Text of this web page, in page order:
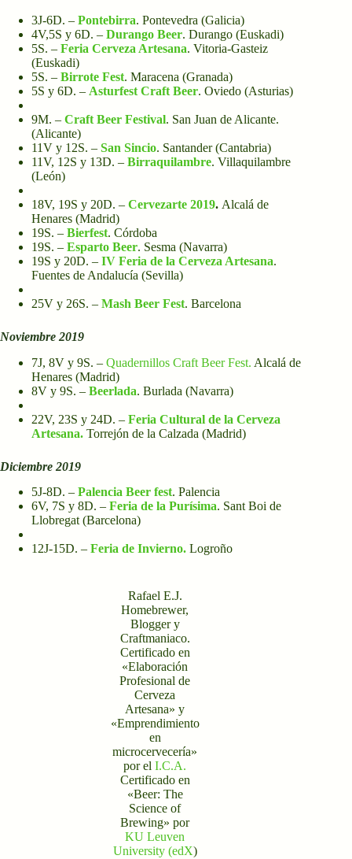
3J-6D. – Pontebirra. Pontevedra (Galicia)
4V,5S y 6D. – Durango Beer. Durango (Euskadi)
5S. – Feria Cerveza Artesana. Vitoria-Gasteiz
(Euskadi)
5S. – Birrote Fest. Maracena (Granada)
5S y 6D. – Asturfest Craft Beer. Oviedo (Asturias)
9M. – Craft Beer Festival. San Juan de Alicante.
(Alicante)
11V y 12S. – San Sincio. Santander (Cantabria)
11V, 12S y 13D. – Birraquilambre. Villaquilambre
(León)
18V, 19S y 20D. – Cervezarte 2019. Alcalá de
Henares (Madrid)
19S. – Bierfest. Córdoba
19S. – Esparto Beer. Sesma (Navarra)
19S y 20D. – IV Feria de la Cerveza Artesana.
Fuentes de Andalucía (Sevilla)
25V y 26S. – Mash Beer Fest. Barcelona
Noviembre 2019
7J, 8V y 9S. – Quadernillos Craft Beer Fest. Alcalá de
Henares (Madrid)
8V y 9S. – Beerlada. Burlada (Navarra)
22V, 23S y 24D. – Feria Cultural de la Cerveza
Artesana. Torrejón de la Calzada (Madrid)
Diciembre 2019
5J-8D. – Palencia Beer fest. Palencia
6V, 7S y 8D. – Feria de la Purísima. Sant Boi de
Llobregat (Barcelona)
12J-15D. – Feria de Invierno. Logroño
Rafael E.J.
Homebrewer,
Blogger y
Craftmaniaco.
Certificado en
«Elaboración
Profesional de
Cerveza
Artesana» y
«Emprendimiento
en
microcervecería»
por elI.C.A.
Certificado en
«Beer: The
Science of
Brewing» por
KU Leuven
University (edX)